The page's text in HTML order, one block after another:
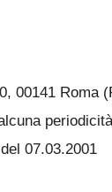
00141 Roma
07.03.2001